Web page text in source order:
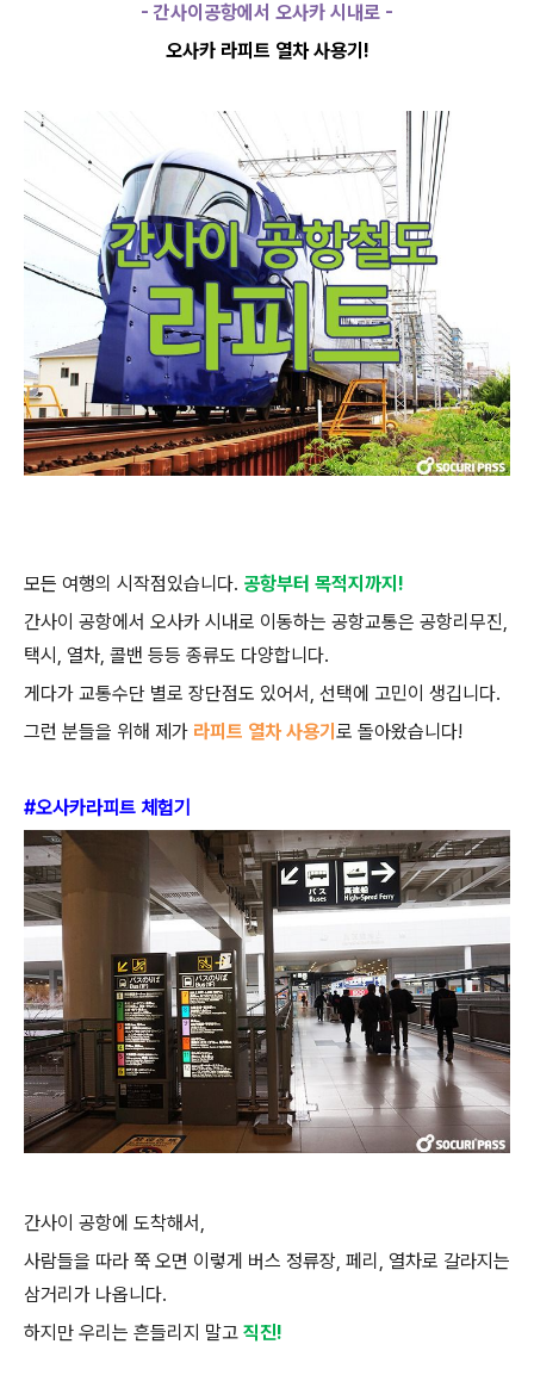
- 간사이공항에서 오사카 시내로 -
오사카 라피트 열차 사용기 !
모든 여행의 시작점있습니다. 공항부터 목적지까지 !
간사이 공항에서 오사카 시내로 이동하는 공항교통은 공항리무진,
택시 , 열차, 콜밴 등등 종류도 다양합니다.
게다가 교통수단 별로 장단점도 있어서, 선택에 고민이 생깁니다.
그런 분들을 위해 제가 라피트 열차 사용기 로 돌아왔습니다!
#오사카라피트 체험기
간사이 공항에 도착해서,
사람들을 따라 쭉 오면 이렇게 버스 정류장, 페리 , 열차로 갈라지는
삼거리가 나옵니다.
하지만 우리는 흔들리지 말고 직진!